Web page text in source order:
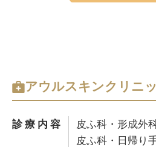
アウルスキンクリニ
診療内容
皮ふ科・形成外
皮ふ科・日帰り